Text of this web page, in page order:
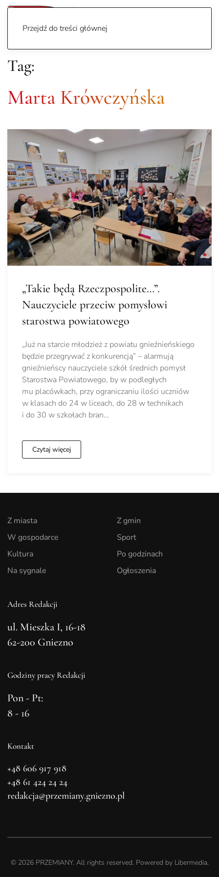
Przejdź do treści głównej
Tag:
Marta Krówczyńska
„Takie będą Rzeczpospolite…”.
Nauczyciele przeciw pomysłowi
starostwa powiatowego
„Już na starcie młodzież z powiatu gnieźnieńskiego
będzie przegrywać z konkurencją” – alarmują
gnieźnieńscy nauczyciele szkół średnich pomysł
Starostwa Powiatowego, by w podległych
mu placówkach, przy ograniczaniu ilości uczniów
w klasach do 24 w liceach, do 28 w technikach
i do 30 w szkołach bran…
Czytaj więcej
Z miasta
W gospodarce
Kultura
Na sygnale
Z gmin
Sport
Po godzinach
Ogłoszenia
Adres Redakcji
ul. Mieszka I, 16-18
62-200 Gniezno
Godziny pracy Redakcji
Pon - Pt:
8 - 16
Kontakt
+48 606 917 918
+48 61 424 24 24
redakcja@przemiany.gniezno.pl
© 2026PRZEMIANY. All rights reserved. Powered by Libermedia.